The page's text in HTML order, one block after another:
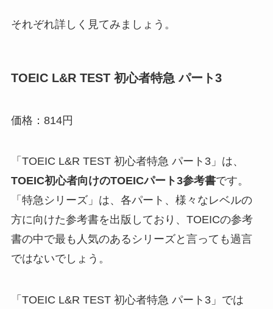
それぞれ詳しく見てみましょう。
TOEIC L&R TEST 初心者特急 パート3
価格：814円
「TOEIC L&R TEST 初心者特急 パート3」は、
TOEIC初心者向けのTOEICパート3参考書です。
「特急シリーズ」は、各パート、様々なレベルの
方に向けた参考書を出版しており、TOEICの参考
書の中で最も人気のあるシリーズと言っても過言
ではないでしょう。
「TOEIC L&R TEST 初心者特急 パート3」では